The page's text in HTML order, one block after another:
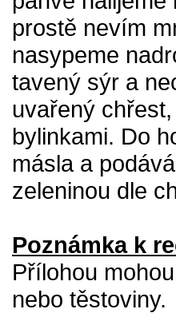
prostě nevím
nasypeme
tavený sýr a
uvařený
bylinkami. Do
másla a
zeleninou dle
Poznámka k
Přílohou
nebo těstoviny.